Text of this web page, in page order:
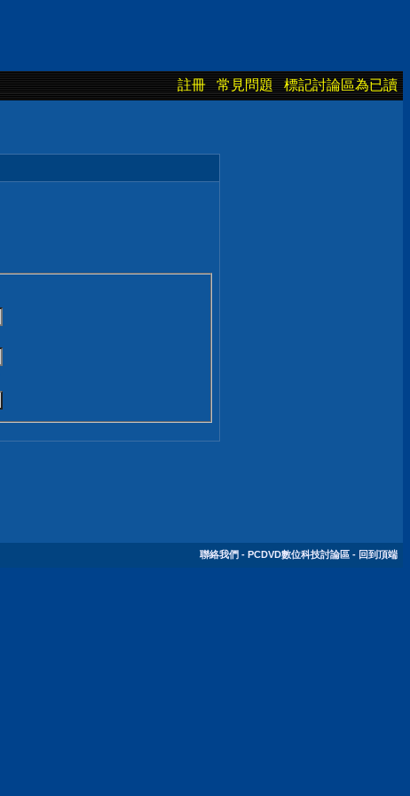
註冊 常見問題 標記討論區為已讀
聯絡我們 - PCDVD數位科技討論區 - 回到頂端